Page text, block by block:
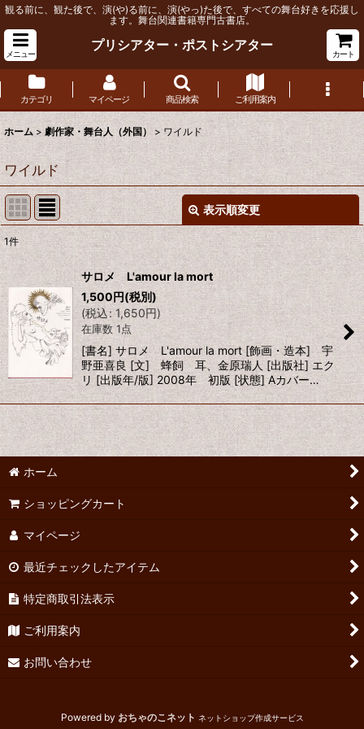
観る前に、観た後で、演(や)る前に、演(やっ)た後で、すべての舞台好きを応援し
ます。舞台関連書籍専門古書店。
メニュー
プリシアター・ポストシアター
カート
カテゴリ マイページ 商品検索 ご利用案内
ホーム > 劇作家・舞台人（外国） > ワイルド
ワイルド
表示順変更
表示数 :
並び順:
絞り込む
1件
サロメ L'amour la mort
1,500円(税別)
(税込: 1,650円)
在庫数 1点
[書名] サロメ L'amour la mort [飾画・造本] 宇
野亜喜良 [文] 蜂飼 耳、金原瑞人 [出版社] エク
リ [出版年/版] 2008年 初版 [状態] Aカバー…
ホーム
ショッピングカート
マイページ
最近チェックしたアイテム
特定商取引法表示
ご利用案内
お問い合わせ
Powered by おちゃのこネット ネットショップ作成サービス